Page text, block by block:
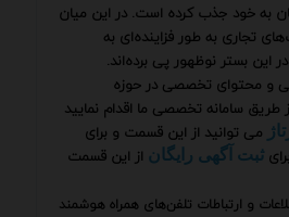
به خود جذب کرده است. در این میان
تجاری به طور فزاینده‌ای به
این بستر نوظهور پی برده‌اند.
و محتوای تخصصی در حوزه
طریق سامانه تخصصی ما اقدام نمایید
می توانید از این قسمت و برای
ثبت آگهی رایگان از این قسمت
و ارتباطات تلفن‌های همراه هوشمند